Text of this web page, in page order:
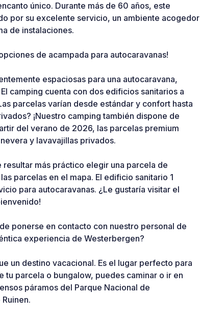
único. Durante más de 60 años, este
por su excelente servicio, un ambiente acogedor
de instalaciones.
de acampada para autocaravanas!
espaciosas para una autocaravana,
camping cuenta con dos edificios sanitarios a
parcelas varían desde estándar y confort hasta
¡Nuestro camping también dispone de
del verano de 2026, las parcelas premium
y lavavajillas privados.
más práctico elegir una parcela de
parcelas en el mapa. El edificio sanitario 1
para autocaravanas. ¿Le gustaría visitar el
ponerse en contacto con nuestro personal de
experiencia de Westerbergen?
un destino vacacional. Es el lugar perfecto para
tu parcela o bungalow, puedes caminar o ir en
páramos del Parque Nacional de